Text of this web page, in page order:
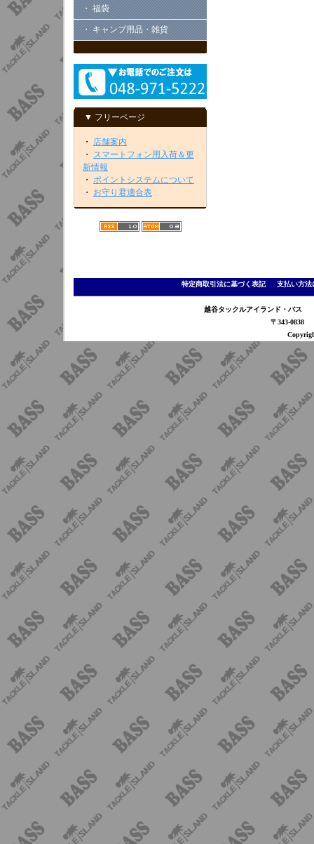
・ 福袋
・ キャンプ用品・雑貨
▼ フリーページ
・ 店舗案内
・ スマートフォン用入荷＆更
新情報
・ ポイントシステムについて
・ お守り君適合表
特定商取引法に基づく表記｜ 支払い方法
越谷タックルアイランド・バ
〒343-0838